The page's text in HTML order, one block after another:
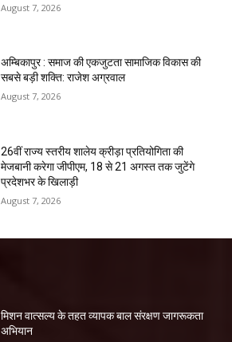
August 7, 2026
अम्बिकापुर : समाज की एकजुटता सामाजिक विकास की
सबसे बड़ी शक्ति: राजेश अग्रवाल
August 7, 2026
26वीं राज्य स्तरीय शालेय क्रीड़ा प्रतियोगिता की
मेजबानी करेगा जीपीएम, 18 से 21 अगस्त तक जुटेंगे
प्रदेशभर के खिलाड़ी
August 7, 2026
मिशन वात्सल्य के तहत व्यापक बाल संरक्षण जागरूकता
अभियान